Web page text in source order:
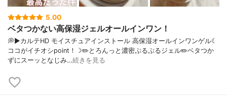
5.00
ベタつかない高保湿ジェルオールインワン！
💭▶️カルテHD モイスチュアインストール 高保湿オールインワンゲル☾
ココがイチオシpoint！☽✏️とろんっと濃密ぷるぷるジェル✏️ベタつか
ずにスーッとなじみ…続きを見る